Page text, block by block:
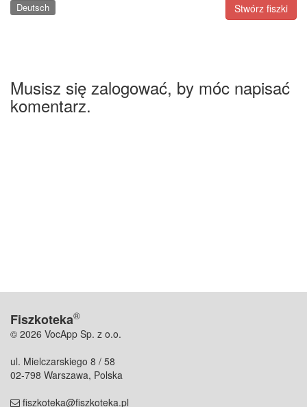
Stwórz fiszki
Deutsch
Musisz się zalogować, by móc napisać
komentarz.
Fiszkoteka®
© 2026 VocApp Sp. z o.o.
ul. Mielczarskiego 8 / 58
02-798 Warszawa, Polska
fiszkoteka@fiszkoteka.pl